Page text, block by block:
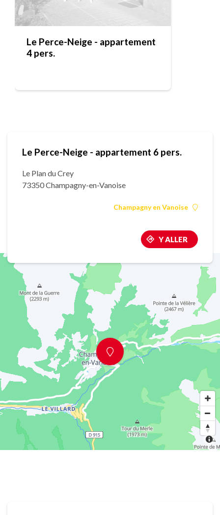
Le Perce-Neige - appartement
4 pers.
Le Perce-Neige - appartement 6 pers.
Le Plan du Crey
73350 Champagny-en-Vanoise
Champagny en Vanoise
Y ALLER